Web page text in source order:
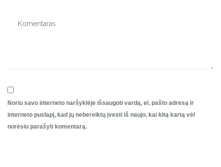
Noriu savo interneto naršyklėje išsaugoti vardą, el. pašto adresą ir
interneto puslapį, kad jų nebereiktų įvesti iš naujo, kai kitą kartą vėl
norėsiu parašyti komentarą.